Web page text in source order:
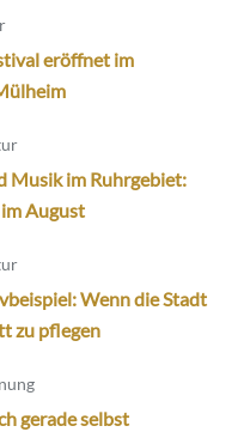
eröffnet im
Musik im Ruhrgebiet:
August
Wenn die Stadt
zu pflegen
gerade selbst